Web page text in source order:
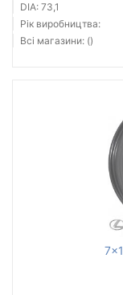
DIA: 73,1
Рік виробництва:
Всі магазини: ()